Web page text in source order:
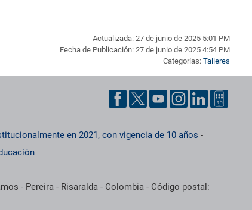
Actualizada: 27 de junio de 2025 5:01 PM
Fecha de Publicación: 27 de junio de 2025 4:54 PM
Categorías: Talleres
en 2021, con vigencia de 10 años -
- Pereira - Risaralda - Colombia - Código postal: